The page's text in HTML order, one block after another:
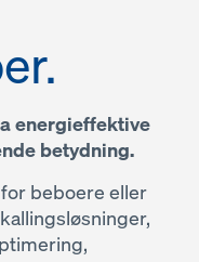
energieffektive
betydning.
beboere eller